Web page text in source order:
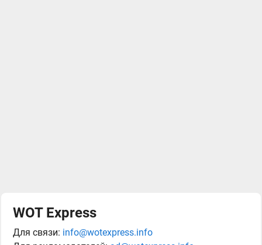
WOT Express
Для связи: info@wotexpress.info